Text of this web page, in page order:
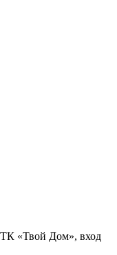
«Твой Дом», вход